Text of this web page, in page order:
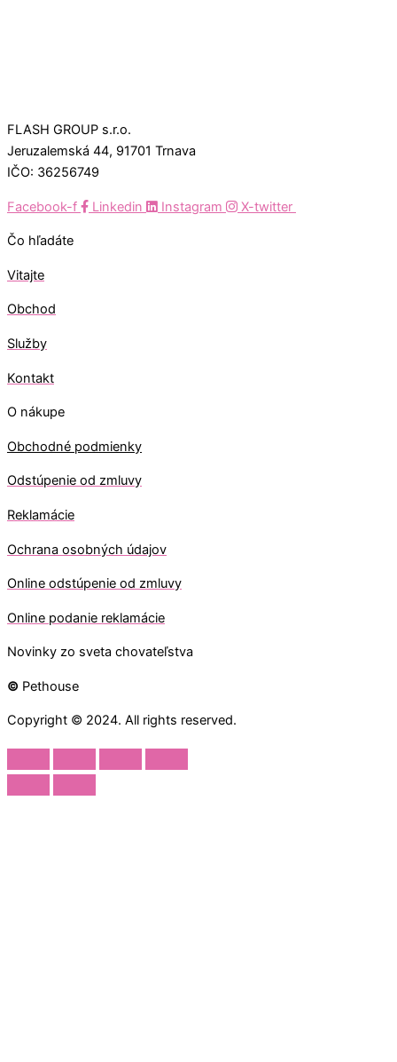
FLASH GROUP s.r.o.
Jeruzalemská 44, 91701 Trnava
IČO: 36256749
Facebook-f Linkedin Instagram X-twitter
Čo hľadáte
Vitajte
Obchod
Služby
Kontakt
O nákupe
Obchodné podmienky
Odstúpenie od zmluvy
Reklamácie
Ochrana osobných údajov
Online odstúpenie od zmluvy
Online podanie reklamácie
Novinky zo sveta chovateľstva
© Pethouse
Copyright © 2024. All rights reserved.